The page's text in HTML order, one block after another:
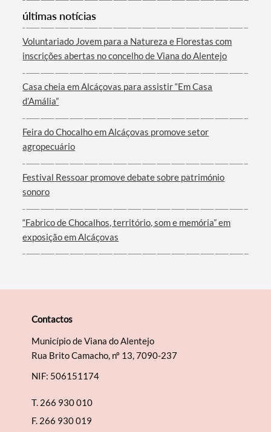
últimas notícias
Voluntariado Jovem para a Natureza e Florestas com
inscrições abertas no concelho de Viana do Alentejo
Casa cheia em Alcáçovas para assistir “Em Casa
d’Amália”
Feira do Chocalho em Alcáçovas promove setor
agropecuário
Festival Ressoar promove debate sobre património
sonoro
“Fabrico de Chocalhos, território, som e memória” em
exposição em Alcáçovas
Contactos
Município de Viana do Alentejo
Rua Brito Camacho, nº 13, 7090-237
NIF: 506151174
T. 266 930 010
F. 266 930 019